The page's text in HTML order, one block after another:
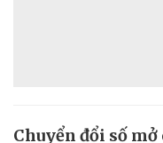
Chuyển đổi số